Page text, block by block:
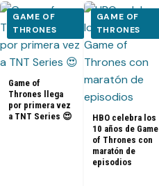
GAME OF
THRONES
Game of
Thrones llega
por primera vez
a TNT Series 😍
GAME OF
THRONES
HBO celebra los
10 años de Game
of Thrones con
maratón de
episodios